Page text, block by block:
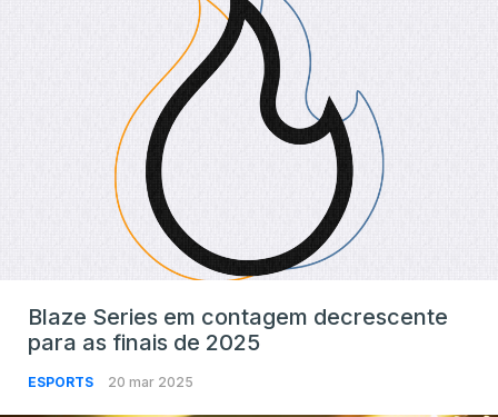
Blaze Series em contagem decrescente
para as finais de 2025
ESPORTS 20 mar 2025